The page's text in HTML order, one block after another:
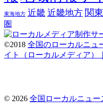
東海地方 近畿 近畿地方 関東
圏
©2018 全国のローカルニュ
イト（ローカルメディア）
© 2026 全国ローカルニュー